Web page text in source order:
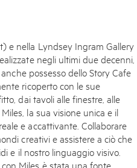
e nella Lyndsey Ingram Gallery
negli ultimi due decenni,
possesso dello Story Cafe
ricoperto con le sue
dai tavoli alle finestre, alle
la sua visione unica e il
e accattivante. Collaborare
creativi e assistere a ciò che
e il nostro linguaggio visivo.
Miles è stata una fonte